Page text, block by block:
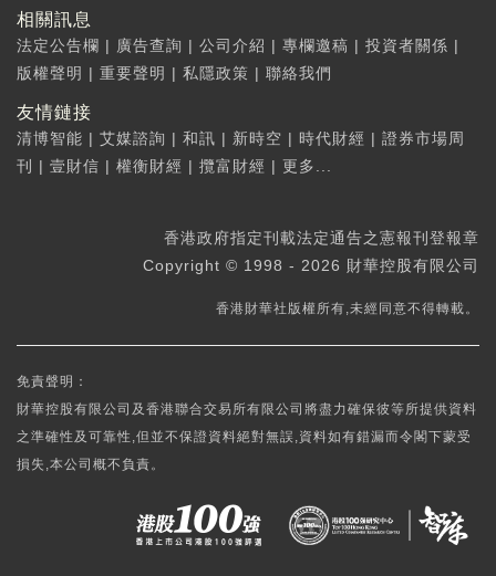
相關訊息
法定公告欄 | 廣告查詢 | 公司介紹 | 專欄邀稿 | 投資者關係 |
版權聲明 | 重要聲明 | 私隱政策 | 聯絡我們
友情鏈接
清博智能 | 艾媒諮詢 | 和訊 | 新時空 | 時代財經 | 證券市場周
刊
| 壹財信 | 權衡財經 | 攬富財經 | 更多...
香港政府指定刊載法定通告之憲報刊登報章
Copyright © 1998 - 2026 財華控股有限公司
香港財華社版權所有,未經同意不得轉載。
免責聲明：
財華控股有限公司及香港聯合交易所有限公司將盡力確保彼等所提供資料
之準確性及可靠性,但並不保證資料絕對無誤,資料如有錯漏而令閣下蒙受
損失,本公司概不負責。